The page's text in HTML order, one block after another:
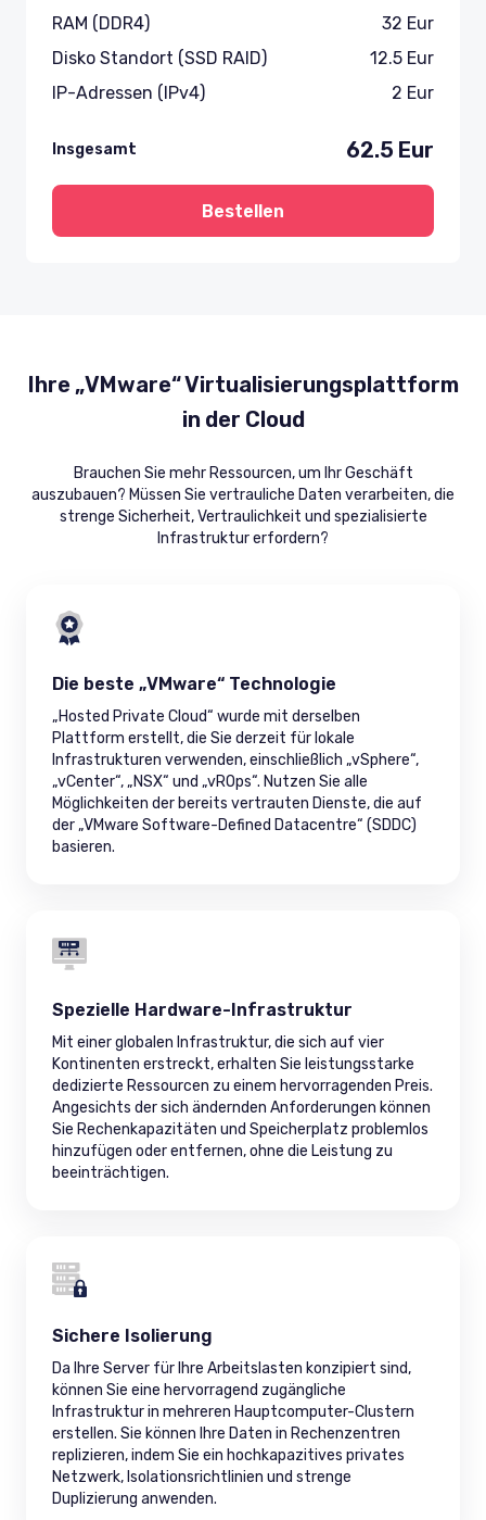
RAM (DDR4)
32 Eur
Disko Standort (SSD RAID)
12.5 Eur
IP-Adressen (IPv4)
2 Eur
Insgesamt 62.5 Eur
Bestellen
Ihre „VMware“ Virtualisierungsplattform
in der Cloud
Brauchen Sie mehr Ressourcen, um Ihr Geschäft
auszubauen? Müssen Sie vertrauliche Daten verarbeiten, die
strenge Sicherheit, Vertraulichkeit und spezialisierte
Infrastruktur erfordern?
Die beste „VMware“ Technologie
„Hosted Private Cloud“ wurde mit derselben
Plattform erstellt, die Sie derzeit für lokale
Infrastrukturen verwenden, einschließlich „vSphere“,
„vCenter“, „NSX“ und „vROps“. Nutzen Sie alle
Möglichkeiten der bereits vertrauten Dienste, die auf
der „VMware Software-Defined Datacentre“ (SDDC)
basieren.
Spezielle Hardware-Infrastruktur
Mit einer globalen Infrastruktur, die sich auf vier
Kontinenten erstreckt, erhalten Sie leistungsstarke
dedizierte Ressourcen zu einem hervorragenden Preis.
Angesichts der sich ändernden Anforderungen können
Sie Rechenkapazitäten und Speicherplatz problemlos
hinzufügen oder entfernen, ohne die Leistung zu
beeinträchtigen.
Sichere Isolierung
Da Ihre Server für Ihre Arbeitslasten konzipiert sind,
können Sie eine hervorragend zugängliche
Infrastruktur in mehreren Hauptcomputer-Clustern
erstellen. Sie können Ihre Daten in Rechenzentren
replizieren, indem Sie ein hochkapazitives privates
Netzwerk, Isolationsrichtlinien und strenge
Duplizierung anwenden.